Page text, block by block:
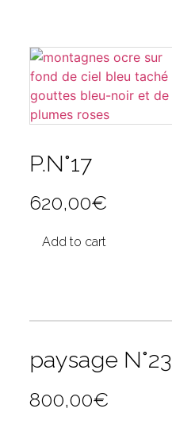
P.N°17
620,00€
Add to cart
paysage N°23
800,00€